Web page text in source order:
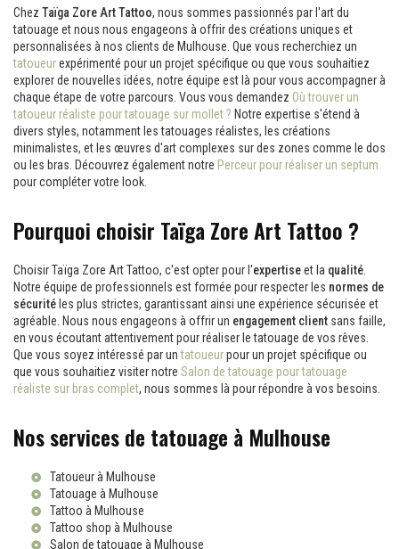
Chez Taïga Zore Art Tattoo, nous sommes passionnés par l'art du
tatouage et nous nous engageons à offrir des créations uniques et
personnalisées à nos clients de Mulhouse. Que vous recherchiez un
tatoueurexpérimenté pour un projet spécifique ou que vous souhaitiez
explorer de nouvelles idées, notre équipe est là pour vous accompagner à
chaque étape de votre parcours. Vous vous demandez Où trouver un
tatoueur réaliste pour tatouage sur mollet ? Notre expertise s'étend à
divers styles, notamment les tatouages réalistes, les créations
minimalistes, et les œuvres d'art complexes sur des zones comme le dos
ou les bras. Découvrez également notre Perceur pour réaliser un septum
pour compléter votre look.
Pourquoi choisir Taïga Zore Art Tattoo ?
Choisir Taïga Zore Art Tattoo, c'est opter pour l'expertiseet la qualité
Notre équipe de professionnels est formée pour respecter les normes de
sécurité les plus strictes, garantissant ainsi une expérience sécurisée et
agréable. Nous nous engageons à offrir un engagement client sans faille,
en vous écoutant attentivement pour réaliser le tatouage de vos rêves.
Que vous soyez intéressé par untatoueurpour un projet spécifique ou
que vous souhaitiez visiter notre Salon de tatouage pour tatouage
réaliste sur bras complet, nous sommes là pour répondre à vos besoins.
Nos services de tatouage à Mulhouse
Tatoueur à Mulhouse
Tatouage à Mulhouse
Tattoo à Mulhouse
Tattoo shop à Mulhouse
Salon de tatouage à Mulhouse